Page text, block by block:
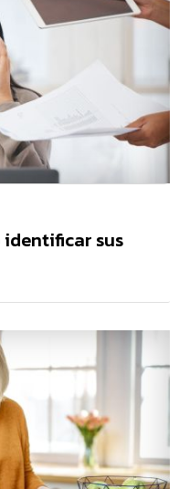
identificar sus